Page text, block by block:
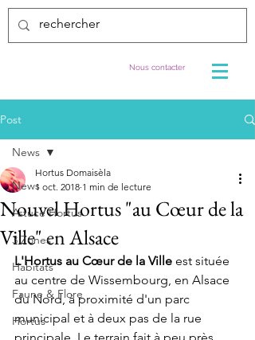
Nous contacter
Post
News
Astuce Hortus
3 Zones
Habitats
Faune & Flore
Hortus
News
Nouvel Hortus "au Cœur de la
Ville" en Alsace
Hortus Domaisèla
1 oct. 2018 1 min de lecture
L'Hortus au Cœur de la Ville est située
au centre de Wissembourg, en Alsace
du Nord, à proximité d'un parc
municipal et à deux pas de la rue